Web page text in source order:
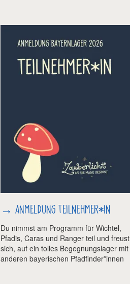
→ ANMELDUNG TEILNEHMER*IN
Du nimmst am Programm für Wichtel,
Pfadis, Caras und Ranger teil und freust
sich, auf ein tolles Begegnungslager mit
anderen bayerischen Pfadfinder*innen